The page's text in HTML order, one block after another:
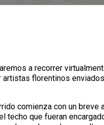
a recorrer
florentinos
comienza con un
techo que fueran